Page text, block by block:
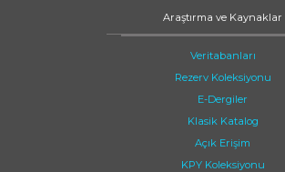
Araştırma ve Kaynaklar
Veritabanları
Rezerv Koleksiyonu
E-Dergiler
Klasik Katalog
Açık Erişim
KPY Koleksiyonu